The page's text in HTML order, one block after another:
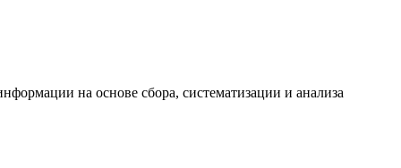
на основе сбора, систематизации и анализа